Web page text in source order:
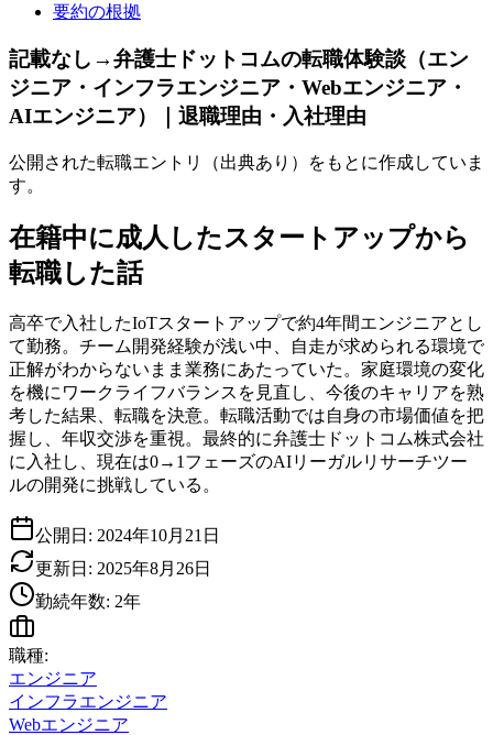
要約の根拠
記載なし→弁護士ドットコムの転職体験談（エン
ジニア・インフラエンジニア・Webエンジニア・
AIエンジニア）｜退職理由・入社理由
公開された転職エントリ（出典あり）をもとに作成していま
す。
在籍中に成人したスタートアップから
転職した話
高卒で入社したIoTスタートアップで約4年間エンジニアとし
て勤務。チーム開発経験が浅い中、自走が求められる環境で
正解がわからないまま業務にあたっていた。家庭環境の変化
を機にワークライフバランスを見直し、今後のキャリアを熟
考した結果、転職を決意。転職活動では自身の市場価値を把
握し、年収交渉を重視。最終的に弁護士ドットコム株式会社
に入社し、現在は0→1フェーズのAIリーガルリサーチツー
ルの開発に挑戦している。
公開日: 2024年10月21日
更新日: 2025年8月26日
勤続年数: 2年
職種:
エンジニア
インフラエンジニア
Webエンジニア